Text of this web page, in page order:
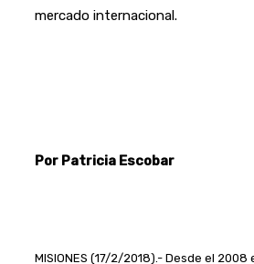
mercado internacional.
Por Patricia Escobar
MISIONES (17/2/2018).- Desde el